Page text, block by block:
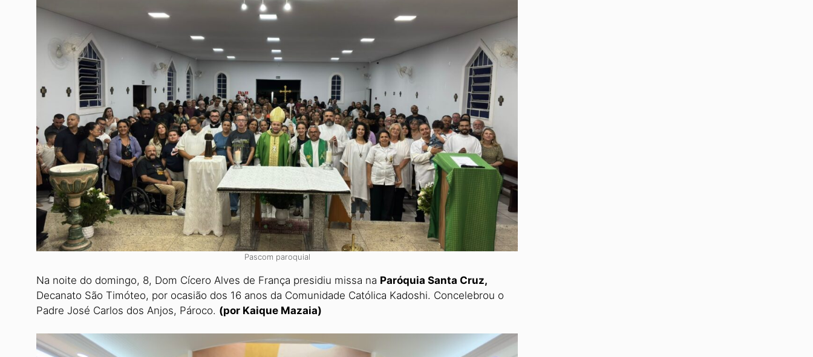
Pascom paroquial
Na noite do domingo, 8, Dom Cícero Alves de França presidiu missa na Paróquia Santa Cruz,
Decanato São Timóteo, por ocasião dos 16 anos da Comunidade Católica Kadoshi. Concelebrou o
Padre José Carlos dos Anjos, Pároco. (por Kaique Mazaia)